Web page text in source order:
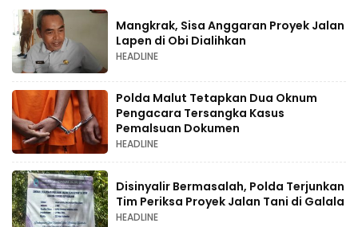
Mangkrak, Sisa Anggaran Proyek Jalan
Lapen di Obi Dialihkan
HEADLINE
Polda Malut Tetapkan Dua Oknum
Pengacara Tersangka Kasus
Pemalsuan Dokumen
HEADLINE
Disinyalir Bermasalah, Polda Terjunkan
Tim Periksa Proyek Jalan Tani di Galala
HEADLINE